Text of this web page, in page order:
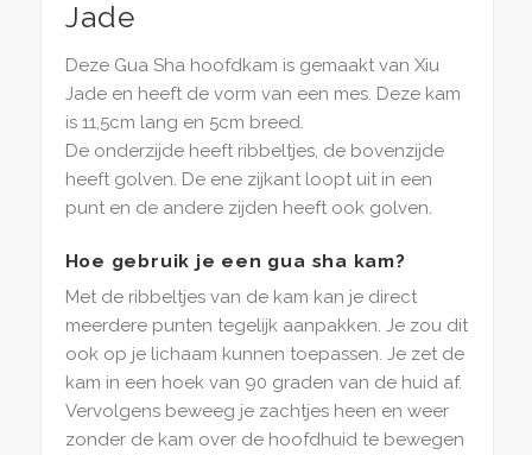
Jade
Deze Gua Sha hoofdkam is gemaakt van Xiu
Jade en heeft de vorm van een mes. Deze kam
is 11,5cm lang en 5cm breed.
De onderzijde heeft ribbeltjes, de bovenzijde
heeft golven. De ene zijkant loopt uit in een
punt en de andere zijden heeft ook golven.
Hoe gebruik je een gua sha kam?
Met de ribbeltjes van de kam kan je direct
meerdere punten tegelijk aanpakken. Je zou dit
ook op je lichaam kunnen toepassen. Je zet de
kam in een hoek van 90 graden van de huid af.
Vervolgens beweeg je zachtjes heen en weer
zonder de kam over de hoofdhuid te bewegen